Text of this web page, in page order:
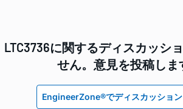
LTC3736に関するディスカッシ
せん。意見を投稿しま
EngineerZone®でディスカッショ